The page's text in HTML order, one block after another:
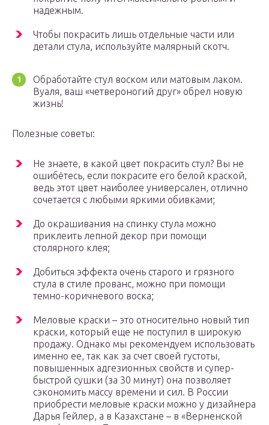
надежным.
Чтобы покрасить лишь отдельные части или
детали стула, используйте малярный скотч.
Обработайте стул воском или матовым лаком.
Вуаля, ваш «четвероногий друг» обрел новую
жизнь!
Полезные советы:
Не знаете, в какой цвет покрасить стул? Вы не
ошибётесь, если покрасите его белой краской,
ведь этот цвет наиболее универсален, отлично
сочетается с любыми яркими обивками;
До окрашивания на спинку стула можно
приклеить лепной декор при помощи
столярного клея;
Добиться эффекта очень старого и грязного
стула в стиле прованс, можно при помощи
темно-коричневого воска;
Меловые краски – это относительно новый тип
краски, который еще не поступил в широкую
продажу. Однако мы рекомендуем использовать
именно ее, так как за счет своей густоты,
повышенных адгезионных свойств и супер-
быстрой сушки (за 30 минут) она позволяет
сэкономить массу времени и сил. В России
приобрести меловые краски можно у дизайнера
Дарья Гейлер, а в Казахстане – в «Верненской